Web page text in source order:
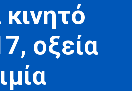
οξεία